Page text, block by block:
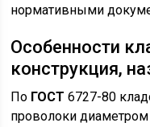
нормативными
Особенности
конструкция,
По ГОСТ 6727-80
проволоки